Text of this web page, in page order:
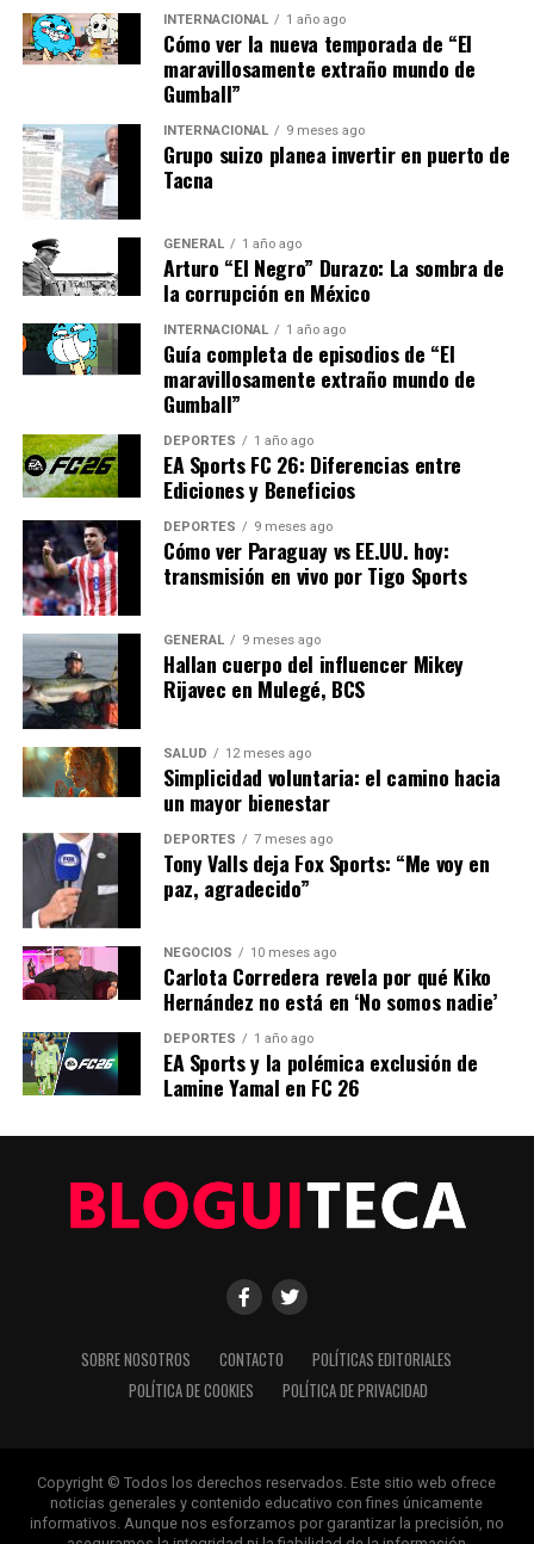
Implicaciones y Futuro de la
Energía Solar
El impacto de este avance no se limita a España. A
medida que otros países busquen reducir su
dependencia de los combustibles fósiles, la tecnología
solar mejorada podría desempeñar un papel crucial en
la transición energética global.
Además, la reducción de costes asociada con esta nueva
tecnología podría facilitar el acceso a la energía solar
en regiones en desarrollo, donde la electricidad sigue
siendo un lujo para muchos. Este avance podría ser un
catalizador para un cambio significativo en la forma en
que el mundo consume energía.
En el futuro inmediato, el consorcio planea comenzar la
producción a gran escala de estos nuevos paneles
solares, con el objetivo de lanzarlos al mercado
internacional en los próximos dos años.
Con este avance, España no solo reafirma su posición
como líder en energías renovables, sino que también
ofrece una hoja de ruta para un futuro más verde y
sostenible.
NOTICIAS RELACIONADAS:
SIGUIENTE
La Innovación en Energías Renovables Impulsa el Futuro
Sostenible
Avance tecnológico: Drones revolucionan la entrega de
medicinas en zonas rurales
Editorial
hechos, los verificamos con rigor y contamos las historias que
dan forma a nuestro mundo. Impulsados por la integridad y
titulares cambian cada minuto, puedes contar con nosotros
INTERNACIONAL 1 año ago
Cómo ver la nueva temporada de “El
maravillosamente extraño mundo de
Gumball”
INTERNACIONAL 9 meses ago
Grupo suizo planea invertir en puerto de
Tacna
GENERAL 1 año ago
Arturo “El Negro” Durazo: La sombra de
la corrupción en México
INTERNACIONAL 1 año ago
Guía completa de episodios de “El
maravillosamente extraño mundo de
Gumball”
DEPORTES 1 año ago
EA Sports FC 26: Diferencias entre
Ediciones y Beneficios
DEPORTES 9 meses ago
Cómo ver Paraguay vs EE.UU. hoy:
transmisión en vivo por Tigo Sports
GENERAL 9 meses ago
Hallan cuerpo del influencer Mikey
Rijavec en Mulegé, BCS
SALUD 12 meses ago
Simplicidad voluntaria: el camino hacia
un mayor bienestar
DEPORTES 7 meses ago
Tony Valls deja Fox Sports: “Me voy en
paz, agradecido”
NEGOCIOS 10 meses ago
Carlota Corredera revela por qué Kiko
Hernández no está en ‘No somos nadie’
DEPORTES 1 año ago
EA Sports y la polémica exclusión de
Lamine Yamal en FC 26
SOBRE NOSOTROS CONTACTO
POLÍTICAS EDITORIALES
POLÍTICA DE COOKIES
POLÍTICA DE PRIVACIDAD
Copyright © Todos los derechos reservados. Este sitio web ofrece
noticias generales y contenido educativo con fines únicamente
informativos. Aunque nos esforzamos por garantizar la precisión, no